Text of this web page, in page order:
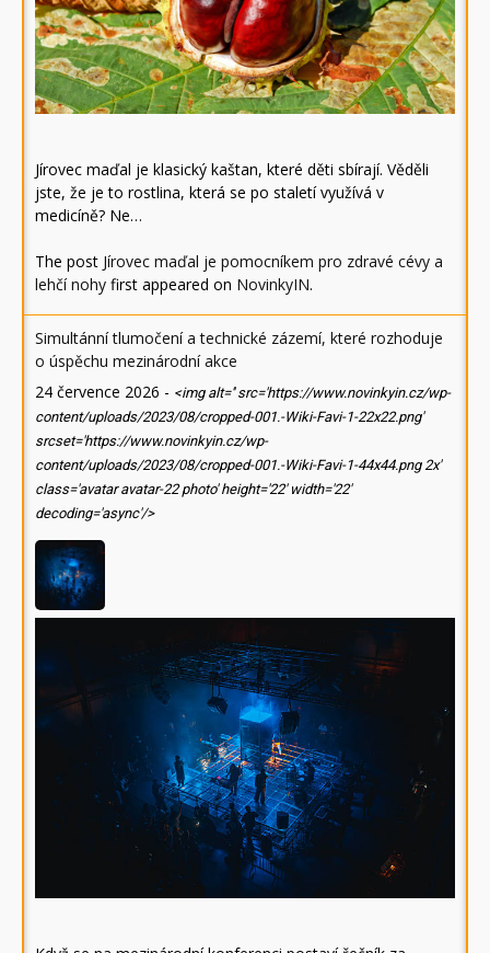
Jírovec maďal je klasický kaštan, které děti sbírají. Věděli
jste, že je to rostlina, která se po staletí využívá v
medicíně? Ne…
The post Jírovec maďal je pomocníkem pro zdravé cévy a
lehčí nohy first appeared on NovinkyIN.
Simultánní tlumočení a technické zázemí, které rozhoduje
o úspěchu mezinárodní akce
24 července 2026 - <img alt='' src='https://www.novinkyin.cz/wp-
content/uploads/2023/08/cropped-001.-Wiki-Favi-1-22x22.png'
srcset='https://www.novinkyin.cz/wp-
content/uploads/2023/08/cropped-001.-Wiki-Favi-1-44x44.png 2x'
class='avatar avatar-22 photo' height='22' width='22'
decoding='async'/>